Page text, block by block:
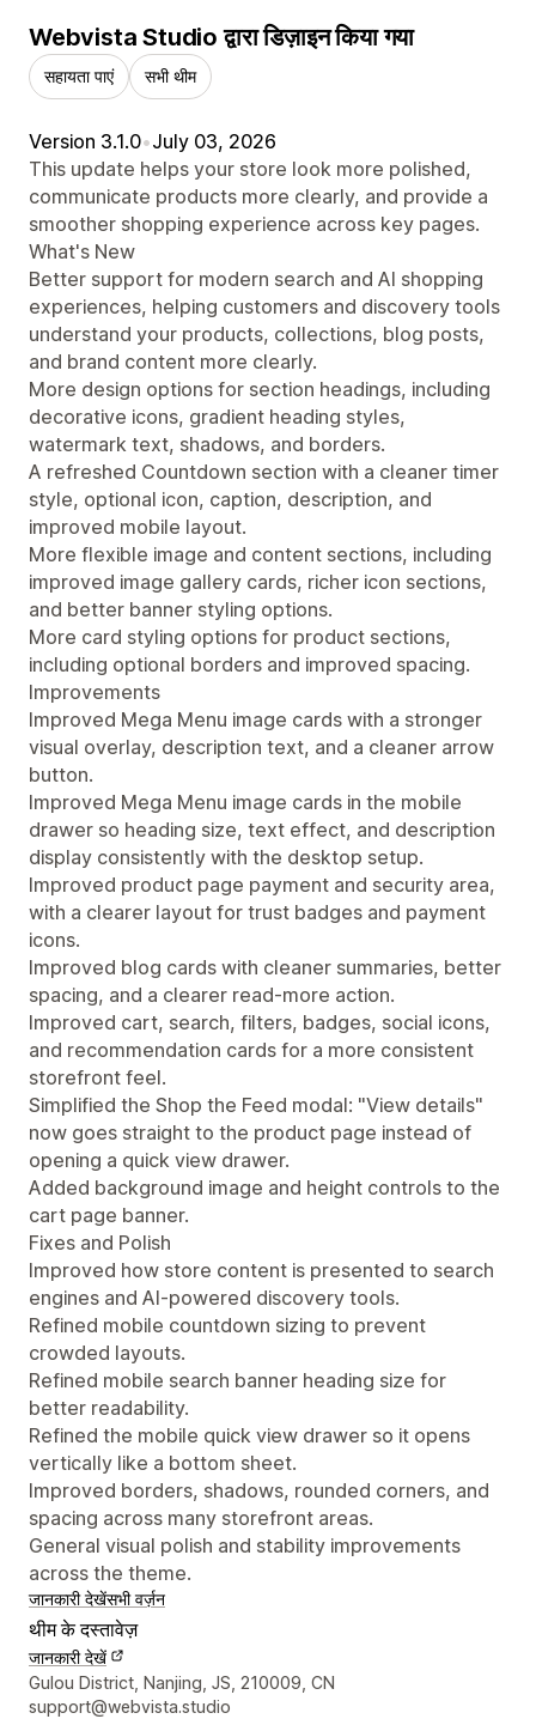
Webvista Studio द्वारा डिज़ाइन किया गया
सहायता पाएं सभी थीम
Version 3.1.0•July 03, 2026
This update helps your store look more polished,
communicate products more clearly, and provide a
smoother shopping experience across key pages.
What's New
Better support for modern search and AI shopping
experiences, helping customers and discovery tools
understand your products, collections, blog posts,
and brand content more clearly.
More design options for section headings, including
decorative icons, gradient heading styles,
watermark text, shadows, and borders.
A refreshed Countdown section with a cleaner timer
style, optional icon, caption, description, and
improved mobile layout.
More flexible image and content sections, including
improved image gallery cards, richer icon sections,
and better banner styling options.
More card styling options for product sections,
including optional borders and improved spacing.
Improvements
Improved Mega Menu image cards with a stronger
visual overlay, description text, and a cleaner arrow
button.
Improved Mega Menu image cards in the mobile
drawer so heading size, text effect, and description
display consistently with the desktop setup.
Improved product page payment and security area,
with a clearer layout for trust badges and payment
icons.
Improved blog cards with cleaner summaries, better
spacing, and a clearer read-more action.
Improved cart, search, filters, badges, social icons,
and recommendation cards for a more consistent
storefront feel.
Simplified the Shop the Feed modal: "View details"
now goes straight to the product page instead of
opening a quick view drawer.
Added background image and height controls to the
cart page banner.
Fixes and Polish
Improved how store content is presented to search
engines and AI-powered discovery tools.
Refined mobile countdown sizing to prevent
crowded layouts.
Refined mobile search banner heading size for
better readability.
Refined the mobile quick view drawer so it opens
vertically like a bottom sheet.
Improved borders, shadows, rounded corners, and
spacing across many storefront areas.
General visual polish and stability improvements
across the theme.
जानकारी देखेंसभी वर्ज़न
थीम के दस्तावेज़
जानकारी देखें
डिज़ाइनर के संपर्क की जानकारी
Gulou District, Nanjing, JS, 210009, CN
support@webvista.studio